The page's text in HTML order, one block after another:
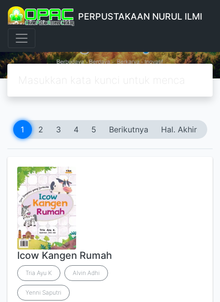
PERPUSTAKAAN NURUL ILMI
1 2 3 4 5 Berikutnya Hal. Akhir
Icow Kangen Rumah
Tria Ayu K Alvin Adhi
Yenni Saputri